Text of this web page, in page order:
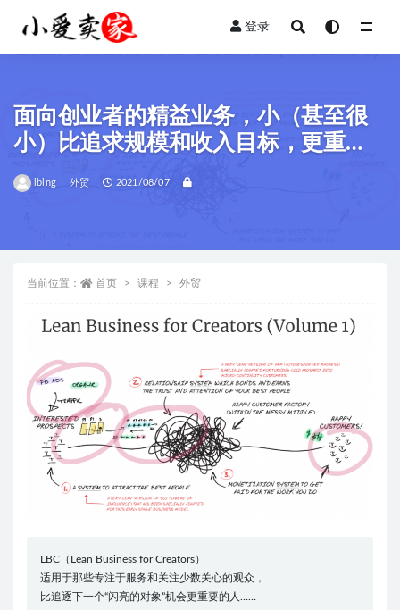
登录
面向创业者的精益业务，小（甚至很
小）比追求规模和收入目标，更重
要！
ibing 外贸 2021/08/07
当前位置： 首页 课程 外贸
LBC（Lean Business for Creators）
适用于那些专注于服务和关注少数关心的观众，
比追逐下一个“闪亮的对象”机会更重要的人……